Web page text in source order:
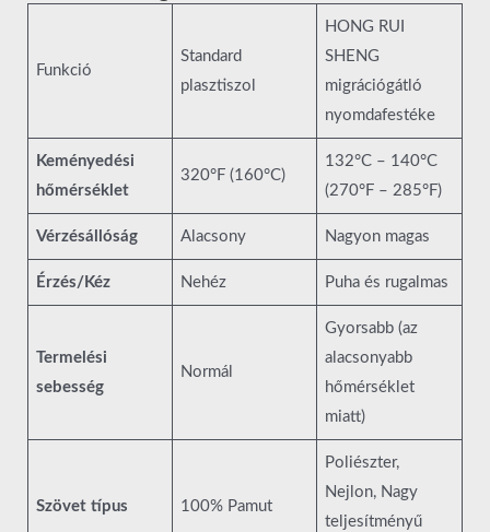
Funkció
Standard
plasztiszol
HONG RUI
SHENG
migrációgátló
nyomdafestéke
Keményedési
hőmérséklet
320°F (160°C)
132°C – 140°C
(270°F – 285°F)
Vérzésállóság Alacsony Nagyon magas
Érzés/Kéz Nehéz Puha és rugalmas
Termelési
sebesség
Normál
Gyorsabb (az
alacsonyabb
hőmérséklet
miatt)
Szövet típus 100% Pamut
Poliészter,
Nejlon, Nagy
teljesítményű